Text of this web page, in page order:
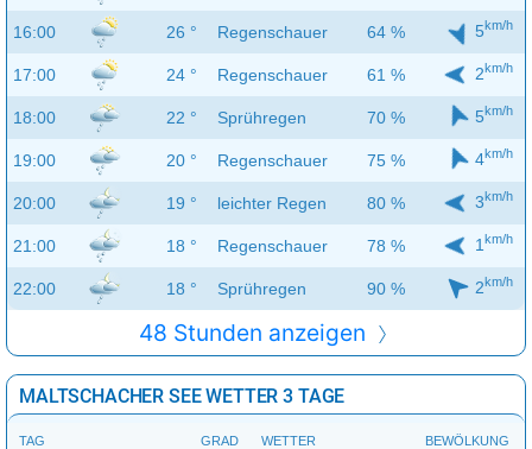
16:00 26 ° Regenschauer 64 % 5km/h
17:00 24 ° Regenschauer 61 % 2km/h
18:00 22 ° Sprühregen 70 % 5km/h
19:00 20 ° Regenschauer 75 % 4km/h
20:00 19 ° leichter Regen 80 % 3km/h
21:00 18 ° Regenschauer 78 % 1 km/h
22:00 18 ° Sprühregen 90 % 2km/h
48 Stunden anzeigen
MALTSCHACHER SEE WETTER 3 TAGE
TAG GRAD WETTER BEWÖLKUNG